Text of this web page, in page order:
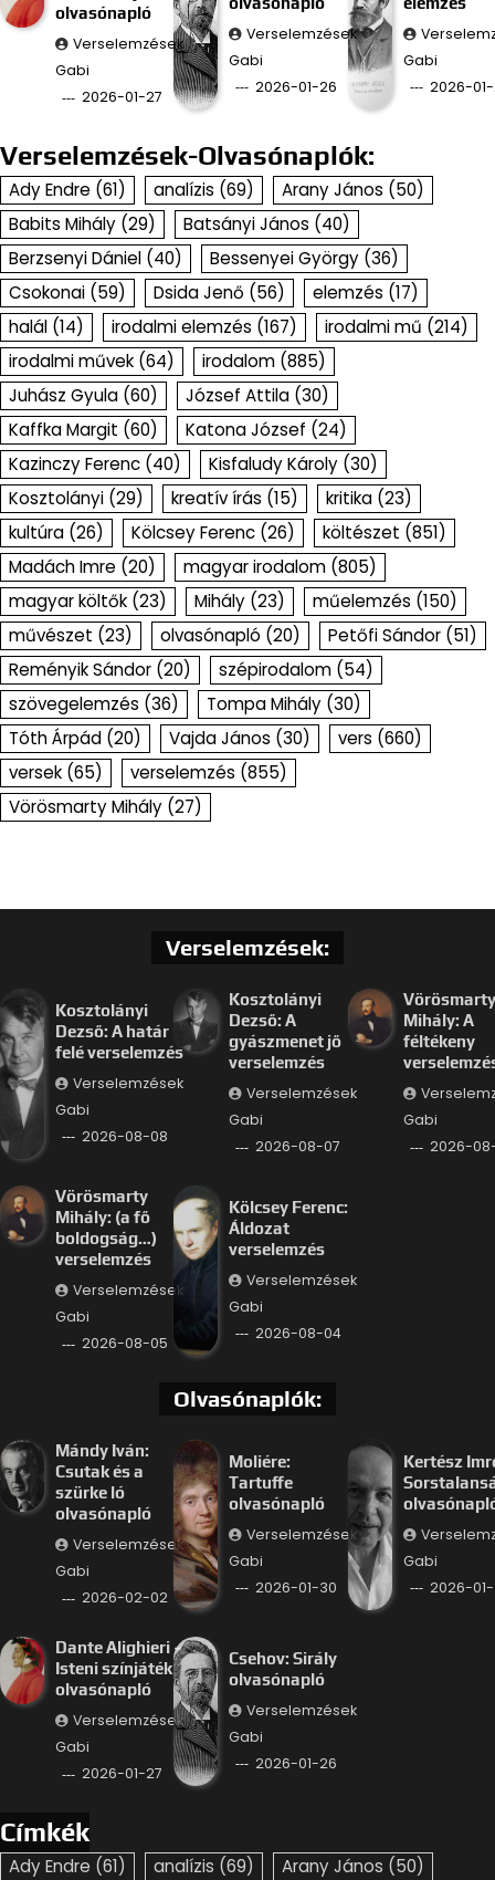
olvasónapló
Verselemzések
Gabi
2026-01-27
Verselemzések
Gabi
2026-01-26
Gabi
2026-
Verselemzések-Olvasónaplók:
Ady Endre (61) analízis (69) Arany János (50)
Babits Mihály (29) Batsányi János (40)
Berzsenyi Dániel (40) Bessenyei György (36)
Csokonai (59) Dsida Jenő (56) elemzés (17)
halál (14) irodalmi elemzés (167) irodalmi mű (214)
irodalmi művek (64) irodalom (885)
Juhász Gyula (60) József Attila (30)
Kaffka Margit (60) Katona József (24)
Kazinczy Ferenc (40) Kisfaludy Károly (30)
Kosztolányi (29) kreatív írás (15) kritika (23)
kultúra (26) Kölcsey Ferenc (26) költészet (851)
Madách Imre (20) magyar irodalom (805)
magyar költők (23) Mihály (23) műelemzés (150)
művészet (23) olvasónapló (20) Petőfi Sándor (51)
Reményik Sándor (20) szépirodalom (54)
szövegelemzés (36) Tompa Mihály (30)
Tóth Árpád (20) Vajda János (30) vers (660)
versek (65) verselemzés (855)
Vörösmarty Mihály (27)
Verselemzések:
Kosztolányi
Dezső: A határ
felé verselemzés
Verselemzések
Gabi
2026-08-08
Kosztolányi
Dezső: A
gyászmenet jő
verselemzés
Verselemzések
Gabi
2026-08-07
Vörösmarty
Mihály: A
féltékeny
Gabi
2026-
Vörösmarty
Mihály: (a fő
boldogság…)
verselemzés
Verselemzések
Gabi
2026-08-05
Kölcsey Ferenc:
Áldozat
verselemzés
Verselemzések
Gabi
2026-08-04
Olvasónaplók:
Mándy Iván:
Csutak és a
szürke ló
olvasónapló
Verselemzések
Gabi
2026-02-02
Moliére:
Tartuffe
olvasónapló
Verselemzések
Gabi
2026-01-30
Kertész
Gabi
2026-
Dante Alighieri –
Isteni színjáték
olvasónapló
Verselemzések
Gabi
2026-01-27
Csehov: Sirály
olvasónapló
Verselemzések
Gabi
2026-01-26
Címkék
Ady Endre (61) analízis (69) Arany János (50)